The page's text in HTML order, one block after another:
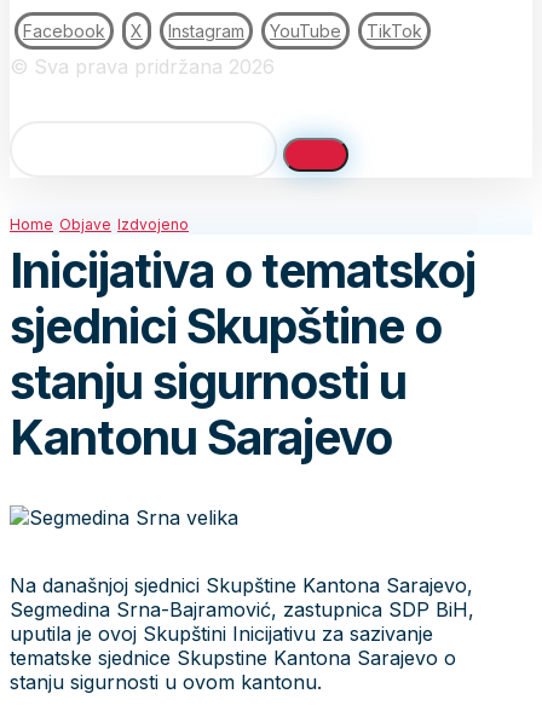
Facebook X Instagram YouTube TikTok
© Sva prava pridržana 2026
Home Objave Izdvojeno
Inicijativa o tematskoj
sjednici Skupštine o
stanju sigurnosti u
Kantonu Sarajevo
Na današnjoj sjednici Skupštine Kantona Sarajevo,
Segmedina Srna-Bajramović, zastupnica SDP BiH,
uputila je ovoj Skupštini Inicijativu za sazivanje
tematske sjednice Skupstine Kantona Sarajevo o
stanju sigurnosti u ovom kantonu.